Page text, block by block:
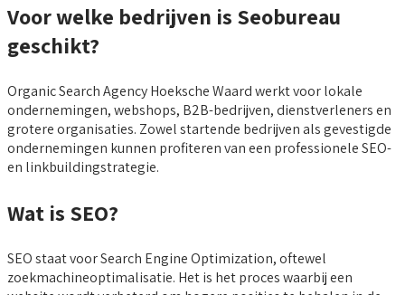
Voor welke bedrijven is Seobureau
geschikt?
Organic Search Agency Hoeksche Waard werkt voor lokale
ondernemingen, webshops, B2B-bedrijven, dienstverleners en
grotere organisaties. Zowel startende bedrijven als gevestigde
ondernemingen kunnen profiteren van een professionele SEO-
en linkbuildingstrategie.
Wat is SEO?
SEO staat voor Search Engine Optimization, oftewel
zoekmachineoptimalisatie. Het is het proces waarbij een